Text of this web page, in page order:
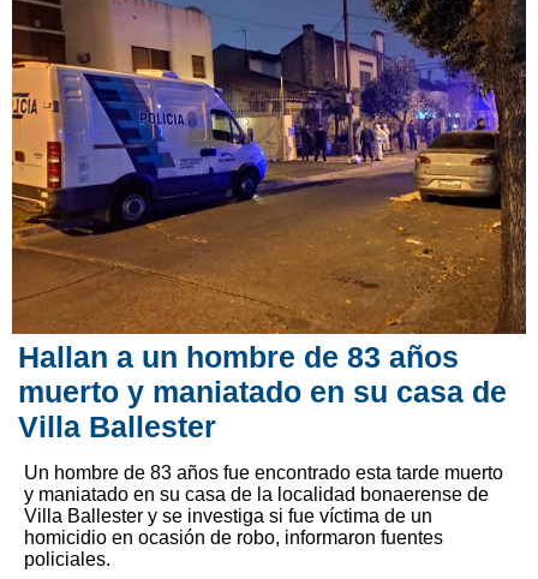
Hallan a un hombre de 83 años
muerto y maniatado en su casa de
Villa Ballester
Un hombre de 83 años fue encontrado esta tarde muerto
y maniatado en su casa de la localidad bonaerense de
Villa Ballester y se investiga si fue víctima de un
homicidio en ocasión de robo, informaron fuentes
policiales.